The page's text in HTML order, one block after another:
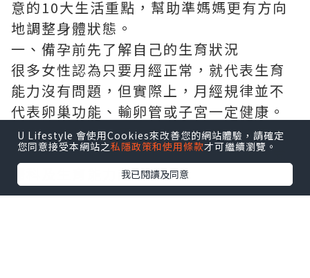
意的10大生活重點，幫助準媽媽更有方向
地調整身體狀態。
一、備孕前先了解自己的生育狀況
很多女性認為只要月經正常，就代表生育
能力沒有問題，但實際上，月經規律並不
代表卵巢功能、輸卵管或子宮一定健康。
如果備孕超過一年仍未懷孕，或女性年齡
超過35歲且備孕半年仍未成功，建議接受
婦科及生育能力評估。
常見孕前檢查包括：
U Lifestyle 會使用Cookies來改善您的網站體驗，請確定
您同意接受本網站之私隱政策和使用條款才可繼續瀏覽。
我已閱讀及同意